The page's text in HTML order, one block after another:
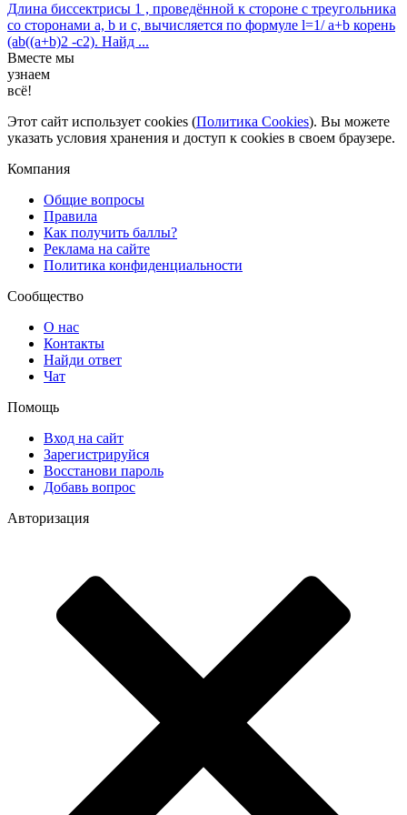
Длина биссектрисы 1 , проведённой к стороне с треугольника
со сторонами a, b и с, вычисляется по формуле l=1/ a+b корень
(ab((a+b)2 -c2). Найд ...
Вместе мы
узнаем
всё!
Этот сайт использует cookies (Политика Cookies). Вы можете
указать условия хранения и доступ к cookies в своем браузере.
Компания
Общие вопросы
Правила
Как получить баллы?
Реклама на сайте
Политика конфиденциальности
Сообщество
О нас
Контакты
Найди ответ
Чат
Помощь
Вход на сайт
Зарегистрируйся
Восстанови пароль
Добавь вопрос
Авторизация